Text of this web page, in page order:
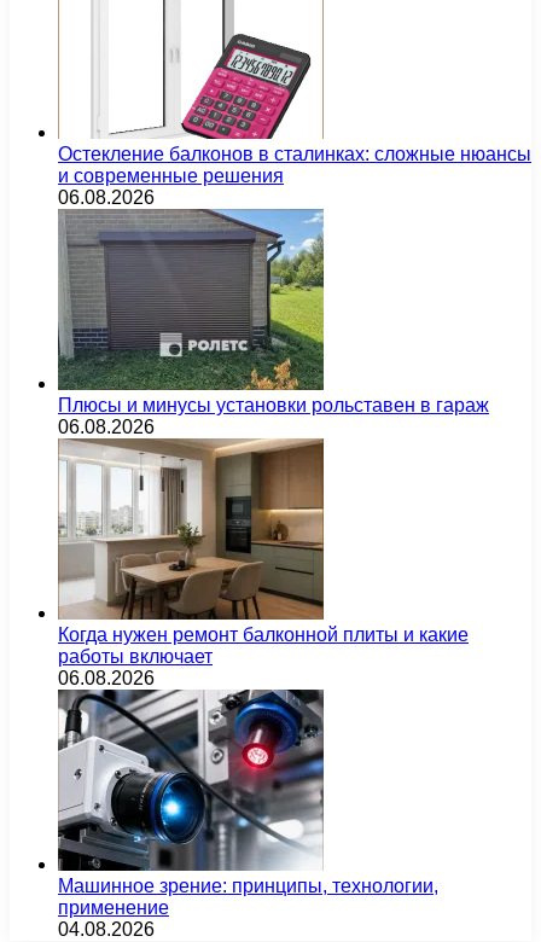
Остекление балконов в сталинках: сложные нюансы
и современные решения
06.08.2026
Плюсы и минусы установки рольставен в гараж
06.08.2026
Когда нужен ремонт балконной плиты и какие
работы включает
06.08.2026
Машинное зрение: принципы, технологии,
применение
04.08.2026